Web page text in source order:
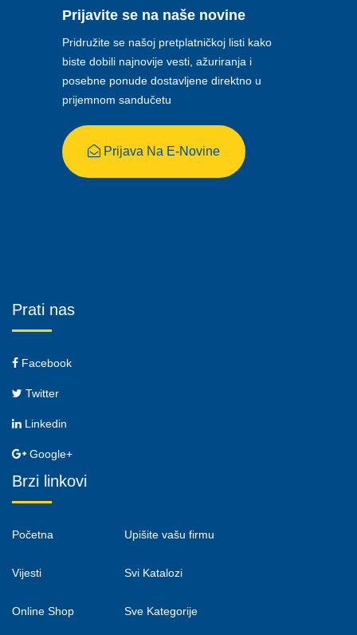
Prijavite se na naše novine
Pridružite se našoj pretplatničkoj listi kako
biste dobili najnovije vesti, ažuriranja i
posebne ponude dostavljene direktno u
prijemnom sandučetu
Prijava Na E-Novine
Prati nas
Facebook
Twitter
Linkedin
Google+
Brzi linkovi
Početna
Vijesti
Online Shop
Upišite vašu firmu
Svi Katalozi
Sve Kategorije